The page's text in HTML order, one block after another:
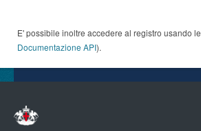
E' possibile inoltre accedere al registro usando le
Documentazione API).